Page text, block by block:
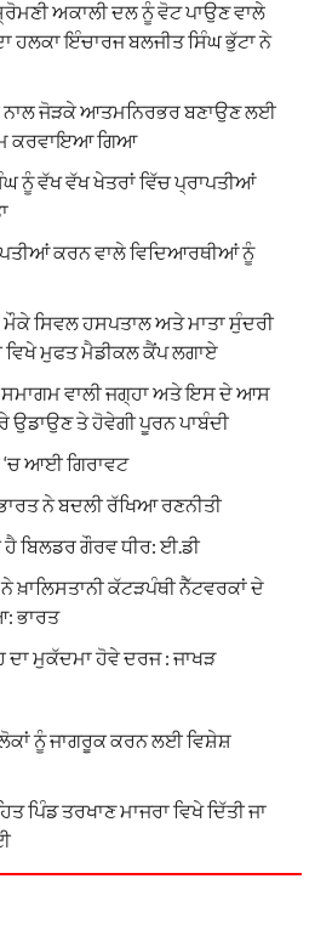
ਅਕਾਲੀ ਦਲ ਨੂੰ ਵੋਟ ਪਾਉਣ ਵਾਲੇ
ਹਲਕਾ ਇੰਚਾਰਜ ਬਲਜੀਤ ਸਿੰਘ ਭੁੱਟਾ ਨੇ
ਨਾਲ ਜੋੜਕੇ ਆਤਮਨਿਰਭਰ ਬਣਾਉਣ ਲਈ
ਕਰਵਾਇਆ ਗਿਆ
ਨੂੰ ਵੱਖ ਵੱਖ ਖੇਤਰਾਂ ਵਿੱਚ ਪ੍ਰਾਪਤੀਆਂ
ਕਰਨ ਵਾਲੇ ਵਿਦਿਆਰਥੀਆਂ ਨੂੰ
ਸਿਵਲ ਹਸਪਤਾਲ ਅਤੇ ਮਾਤਾ ਸੁੰਦਰੀ
ਮੁਫਤ ਮੈਡੀਕਲ ਕੈਂਪ ਲਗਾਏ
ਸਮਾਗਮ ਵਾਲੀ ਜਗ੍ਹਾ ਅਤੇ ਇਸ ਦੇ ਆਸ
ਉਡਾਉਣ ਤੇ ਹੋਵੇਗੀ ਪੂਰਨ ਪਾਬੰਦੀ
‘ਚ ਆਈ ਗਿਰਾਵਟ
ਨੇ ਬਦਲੀ ਰੱਖਿਆ ਰਣਨੀਤੀ
ਬਿਲਡਰ ਗੌਰਵ ਧੀਰ: ਈ.ਡੀ
ਖ਼ਾਲਿਸਤਾਨੀ ਕੱਟੜਪੰਥੀ ਨੈੱਟਵਰਕਾਂ ਦੇ
ਭਾਰਤ
ਦਾ ਮੁਕੱਦਮਾ ਹੋਵੇ ਦਰਜ : ਜਾਖੜ
ਨੂੰ ਜਾਗਰੂਕ ਕਰਨ ਲਈ ਵਿਸ਼ੇਸ਼
ਪਿੰਡ ਤਰਖਾਣ ਮਾਜਰਾ ਵਿਖੇ ਦਿੱਤੀ ਜਾ